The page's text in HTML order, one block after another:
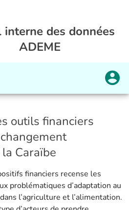
des données
ADEME
outils financiers
Caraïbe
financiers recense les
problématiques d’adaptation au
l’agriculture et l’alimentation.